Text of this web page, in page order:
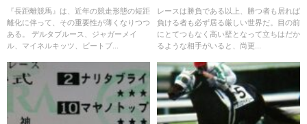
『長距離競馬』は、近年の競走形態の短距
離化に伴って、その重要性が薄くなりつつ
ある。 デルタブルース、ジャガーメイ
ル、マイネルキッツ、ビートブ...
レースは勝負である以上、勝つ者も居れば
負ける者も必ず居る厳しい世界だ。目の前
にとてつもなく高い壁となって立ちはだか
るような相手がいると、尚更...